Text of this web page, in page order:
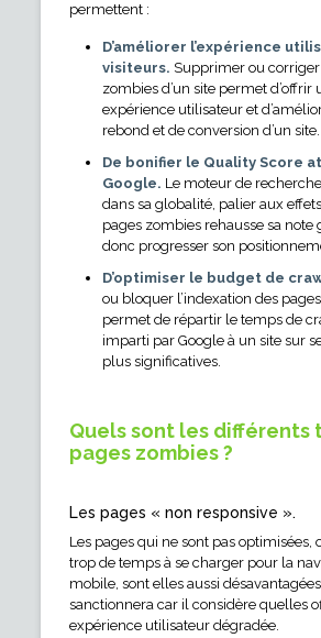
permettent :
D’améliorer l’expérience
visiteurs. Supprimer ou
zombies d’un site permet
expérience utilisateur et
rebond et de conversion d’un site.
De bonifier le Quality Score
Google. Le moteur de
dans sa globalité, palier aux
pages zombies rehausse sa note
donc progresser son
D’optimiser le budget de
ou bloquer l’indexation des
permet de répartir le temps de
imparti par Google à un site sur
plus significatives.
Quels sont les différents
pages zombies ?
Les pages « non responsive ».
Les pages qui ne sont pas optimisées,
trop de temps à se charger pour la
mobile, sont elles aussi
sanctionnera car il considère quelles
expérience utilisateur dégradée.